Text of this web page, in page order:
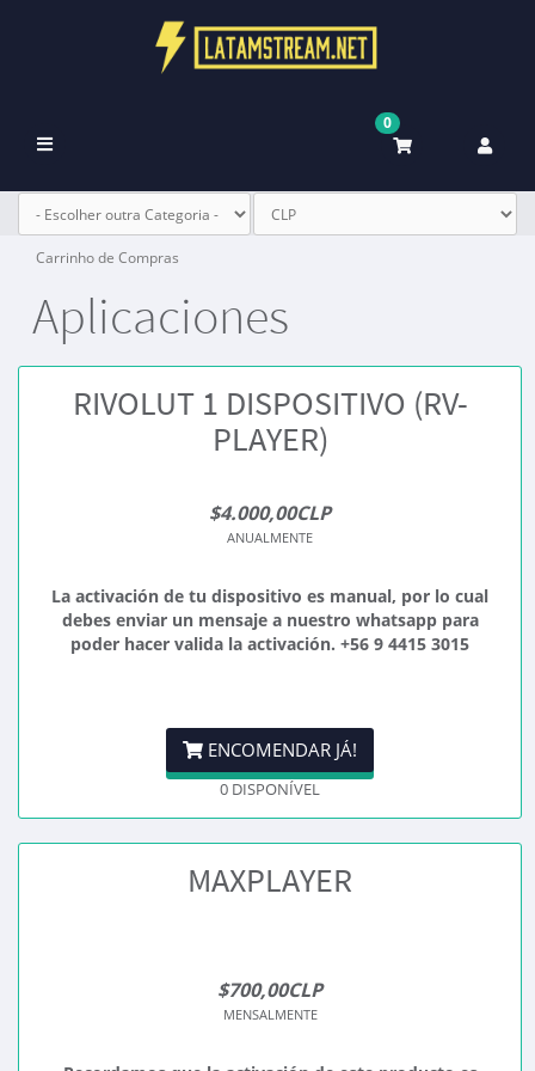
Alternar
0
Carrinho de Compras
Aplicaciones
RIVOLUT 1 DISPOSITIVO (RV-
PLAYER)
$4.000,00CLP
ANUALMENTE
La activación de tu dispositivo es manual, por lo cual
debes enviar un mensaje a nuestro whatsapp para
poder hacer valida la activación. +56 9 4415 3015
ENCOMENDAR JÁ!
0 DISPONÍVEL
MAXPLAYER
$700,00CLP
MENSALMENTE